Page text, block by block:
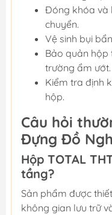
Đóng khóa và
chuyển.
Vệ sinh bụi
Bảo quản hộp
trường ẩm ướt.
Kiểm tra định
hộp.
Câu hỏi
Đựng Đồ
Hộp TOTAL
tầng?
Sản phẩm được
không gian lưu trữ